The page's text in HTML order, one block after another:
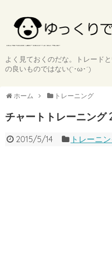
よく見ておくのだな。トレード
の良いものではない(`･ω･´)
ホーム トレーニング
チャートトレーニング
2015/5/14 トレーニ